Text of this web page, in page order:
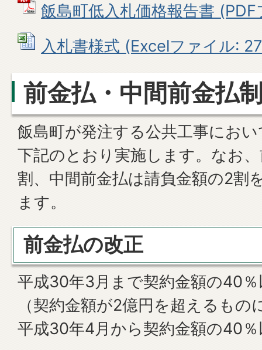
飯島町低入札価格報告書
入札書様式 (Excelファイル:
前金払・中間前金払
飯島町が発注する公共工事にお
下記のとおり実施します。なお
割、中間前金払は請負金額の2割
ます。
前金払の改正
平成30年3月まで契約金額の40％
（契約金額が2億円を超えるも
平成30年4月から契約金額の40％